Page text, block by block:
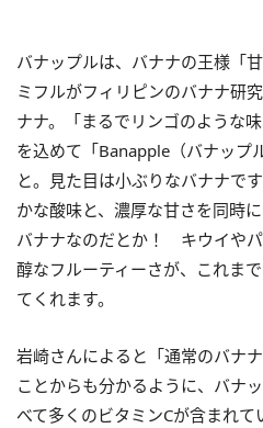
バナップルは、バナナの王様「
ミフルがフィリピンのバナナ研
ナナ。「まるでリンゴのような
を込めて「Banapple（バナップ
と。見た目は小ぶりなバナナで
かな酸味と、濃厚な甘さを同時
バナナなのだとか！ キウイや
醇なフルーティーさが、これま
てくれます。
岩崎さんによると「通常のバナ
ことからも分かるように、バナ
べて多くのビタミンCが含まれ